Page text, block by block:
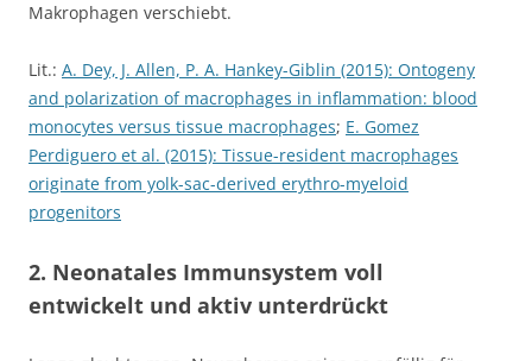
Makrophagen verschiebt.
Lit.: A. Dey, J. Allen, P. A. Hankey-Giblin (2015): Ontogeny
and polarization of macrophages in inflammation: blood
monocytes versus tissue macrophages; E. Gomez
Perdiguero et al. (2015): Tissue-resident macrophages
originate from yolk-sac-derived erythro-myeloid
progenitors
2. Neonatales Immunsystem voll
entwickelt und aktiv unterdrückt